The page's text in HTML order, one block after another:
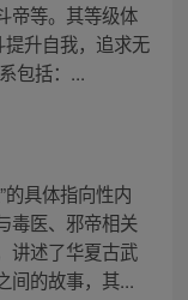
帝等。其等级体
提升自我，追求无
包括：...
的具体指向性内
毒医、邪帝相关
讲述了华夏古武
间的故事，其...